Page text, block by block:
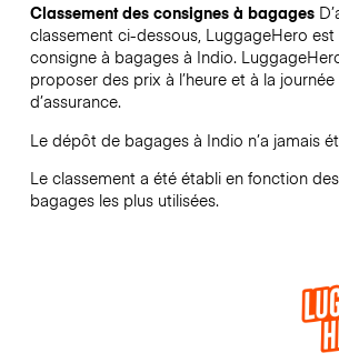
Classement des consignes à bagages
classement ci-dessous, LuggageHero est
consigne à bagages à Indio.
proposer des prix à l’heure et à la
d’assurance.
Le dépôt de bagages à Indio n’a jamais
Le classement a été établi en fonction
bagages les plus utilisées.